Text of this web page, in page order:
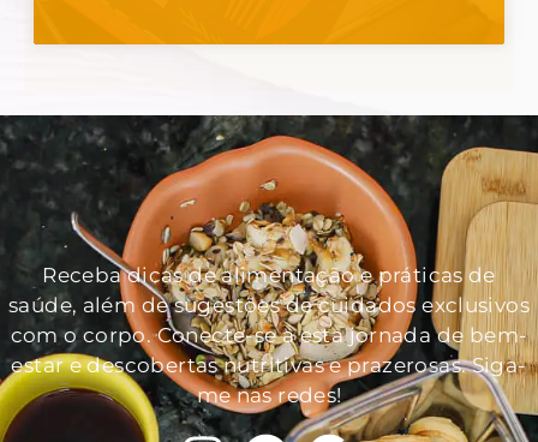
Receba dicas de alimentação e práticas de
saúde, além de sugestões de cuidados exclusivos
com o corpo. Conecte-se a esta jornada de bem-
estar e descobertas nutritivas e prazerosas. Siga-
me nas redes!